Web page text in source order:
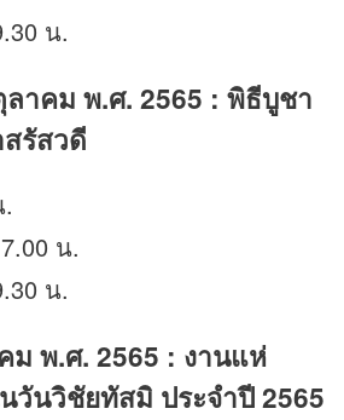
น.
าคม พ.ศ. 2565 : พิธีบูชา
รัสวดี
น.
น.
ม พ.ศ. 2565 : งานแห่
วันวิชัยทัสมิ ประจำปี 2565